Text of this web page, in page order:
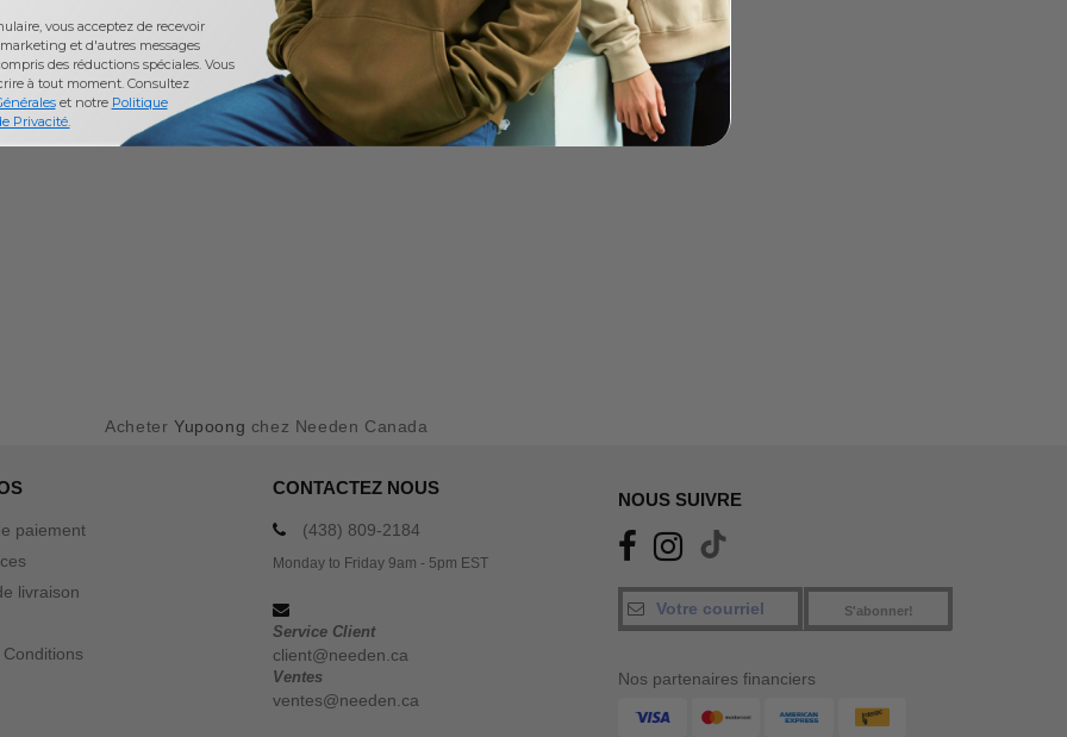
AcheterYupoong chez Needen Canada
paiement
livraison
CONTACTEZ NOUS
(438) 809-2184
Monday to Friday 9am - 5pm EST
Service Client
client@needen.ca
Ventes
ventes@needen.ca
NOUS SUIVRE
S'abonner!
Nos partenaires financiers
vous acceptez de recevoir
et d'autres messages
des réductions spéciales. Vous
à tout moment. Consultez
et notre Politique
Privacité.